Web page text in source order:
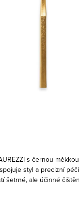
s černou
styl a precizní
šetrné, ale účinné